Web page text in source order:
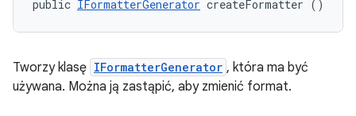
public IFormatterGenerator createFormatter ()
Tworzy klasę IFormatterGenerator , która ma być
używana. Można ją zastąpić, aby zmienić format.